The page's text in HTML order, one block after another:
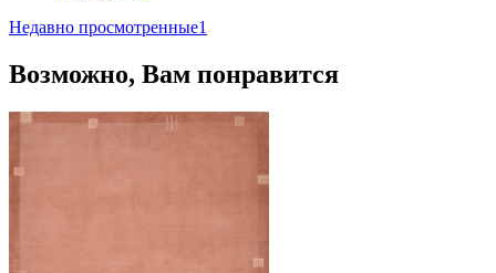
Недавно просмотренные1
Возможно, Вам понравится